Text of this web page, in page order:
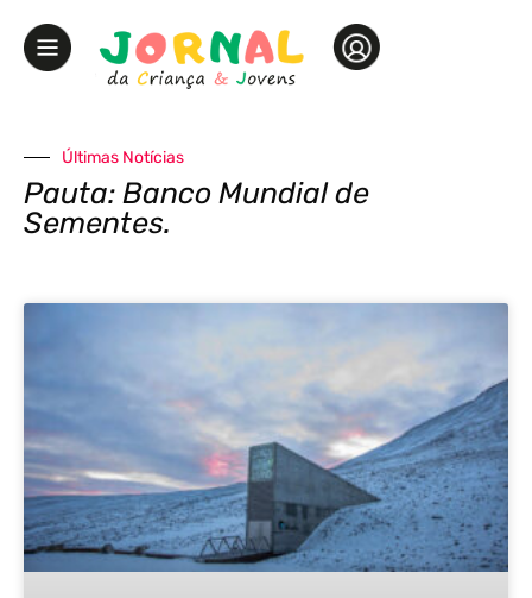
Últimas Notícias
Pauta: Banco Mundial de
Sementes.